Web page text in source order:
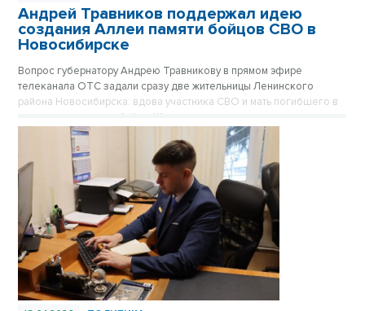
Андрей Травников поддержал идею
создания Аллеи памяти бойцов СВО в
Новосибирске
Вопрос губернатору Андрею Травникову в прямом эфире
телеканала ОТС задали сразу две жительницы Ленинского
района Новосибирска: вдова участника СВО и мать погибшего в
ходе спецоперации бойца. Женщины выступили с предложением
создать на территории района Аллею героев со стелой и
мемориалом погибших на СВО новосибирцев.